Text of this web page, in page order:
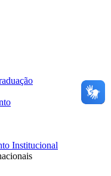
Institucional